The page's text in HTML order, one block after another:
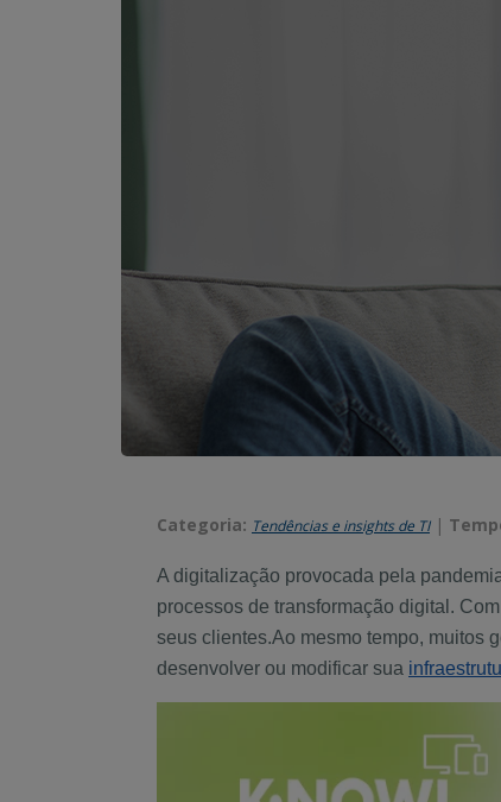
Categoria: Tendências e insights de TI |
A digitalização provocada pela
processos de transformação digital.
seus clientes.Ao mesmo tempo, muitos
desenvolver ou modificar sua